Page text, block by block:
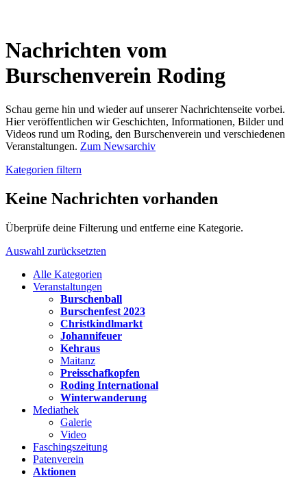
Nachrichten vom
Burschenverein Roding
Schau gerne hin und wieder auf unserer Nachrichtenseite vorbei.
Hier veröffentlichen wir Geschichten, Informationen, Bilder und
Videos rund um Roding, den Burschenverein und verschiedenen
Veranstaltungen. Zum Newsarchiv
Kategorien filtern
Keine Nachrichten vorhanden
Überprüfe deine Filterung und entferne eine Kategorie.
Auswahl zurücksetzten
Alle Kategorien
Veranstaltungen
Burschenball
Burschenfest 2023
Christkindlmarkt
Johannifeuer
Kehraus
Maitanz
Preisschafkopfen
Roding International
Winterwanderung
Mediathek
Galerie
Video
Faschingszeitung
Patenverein
Aktionen